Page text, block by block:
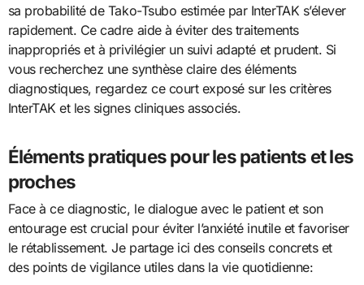
sa probabilité de Tako-Tsubo estimée par InterTAK s’élever
rapidement. Ce cadre aide à éviter des traitements
inappropriés et à privilégier un suivi adapté et prudent. Si
vous recherchez une synthèse claire des éléments
diagnostiques, regardez ce court exposé sur les critères
InterTAK et les signes cliniques associés.
Éléments pratiques pour les patients et les
proches
Face à ce diagnostic, le dialogue avec le patient et son
entourage est crucial pour éviter l’anxiété inutile et favoriser
le rétablissement. Je partage ici des conseils concrets et
des points de vigilance utiles dans la vie quotidienne: